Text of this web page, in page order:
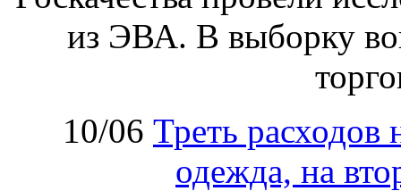
из ЭВА. В выборку
10/06 Треть расходов
одежда, на